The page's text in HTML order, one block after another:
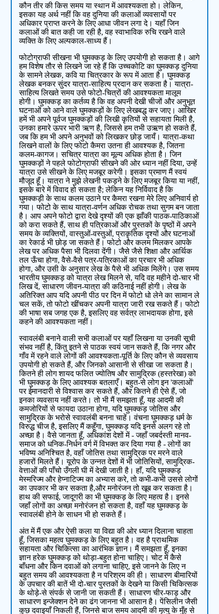
कौन तीर की किस समय या स्‍थान में आवश्‍यकता हो। लेकिन,
इसका यह अर्थ नहीं कि वह दुनिया की कलाओं व्‍यवसायों पर
अधिकार प्राप्‍त करने के लिए आधा जीवन लगा दे। यहाँ जिन
कलाओं की बात कही जा रही है, वह स्वाभाविक रुचि रखने वाले
व्‍यक्ति के लिए अल्‍पकाल-साध्‍य हैं।
फोटोग्राफी सीखना भी घुमक्कड़ के लिए उपयोगी हो सकता है। आगे
हम विशेष तौर से लिखने जा रहे हैं कि उच्‍चकोटि का घुमक्कड़ दुनिया
के सामने लेखक, कवि या चित्रकार के रूप में आता है। घुमक्कड़
लेखक बनकर सुंदर यात्रा-साहित्‍य प्रदान कर सकता है। यात्रा-
साहित्‍य लिखते समय उसे फोटो-चित्रों की आवश्‍यकता मालूम
होगी। घुमक्कड़ का कर्तव्‍य है कि वह अपनी देखी चीजों और अनुभूत
घटनाओं को आने वाले घुमक्कड़ों के लिए लेखबद्ध कर जाए। आखिर
हमें भी अपने पूर्वज घुमक्कड़ों की लिखी कृतियों से सहायता मिली है,
उनका हमारे ऊपर भारी ऋण है, जिससे हम तभी उऋण हो सकते हैं,
जब कि हम भी अपने अनुभवों को लिखकर छोड़ जायँ। यात्रा-कथा
लिखने वालों के लिए फोटो कैमरा उतना ही आवश्‍यक है, जितना
कलम-कागज। सचित्र यात्रा का मूल्य अधिक होता है। जिन
घुमक्कड़ों ने पहले फोटोग्राफी सीखने की ओर ध्‍यान नहीं दिया, उन्‍हें
यात्रा उसे सीखने के लिए मजबूर करेगी। इसका प्रमाण मैं स्वयं
मौजूद हूँ। यात्रा ने मुझे लेखनी पकड़ने के लिए मजबूर किया या नहीं,
इसके बारे में विवाद हो सकता है; लेकिन यह निर्विवाद है कि
घुमक्कड़ी के साथ कलम उठाने पर कैमरा रखना मेरे लिए अनिवार्य हो
गया। फोटो के साथ यात्रा-वर्णन अधिक रोचक तथा सुगम बन जाता
है। आप अपने फोटो द्वारा देखे दृश्‍यों की एक झाँकी पाठक-पाठिकाओं
को करा सकते हैं, साथ ही पत्रिकाओं और पुस्‍तकों के पृष्‍ठों में अपने
समय के व्‍यक्तियों, वास्‍तुओं-वस्‍तुओं, प्राकृतिक दृश्‍यों और घटनाओं
का रेकार्ड भी छोड़ जा सकते हैं। फोटो और कलम मिलकर आपके
लेख पर अधिक पैसा भी दिलवा देंगी। जैसे जैसे शिक्षा और आर्थिक
तल ऊँचा होगा, वैसे-वैसे पत्र-पत्रिकाओं का प्रचार भी अधिक
होगा, और उसी के अनुसार लेख के पैसे भी अधिक मिलेंगे। उस समय
भारतीय घुमक्कड़ को यात्रा लेख मिलने से, यदि वह महीने दो-चार भी
लिख दें, साधारण जीवन-यात्रा की कठिनाई नहीं होगी। लेख के
अतिरिक्‍त आप यदि अपनी पीठ पर दिन में फोटो धो लेने का सामान ले
चल सकें, तो फोटो खींचकर अपनी यात्रा जारी रख सकते हैं। फोटो
की भाषा सब जगह एक है, इसलिए वह सर्वत्र लाभदायक होगा, इसे
कहने की आवश्‍यकता नहीं।
स्वावलंबी बनाने वाली सभी कलाओं पर यहाँ लिखना या उनकी सूची
संभव नहीं है, किंतु इतने से पाठक स्वयं जान सकते हैं, कि नगर और
गाँव में रहने वाले लोगों की आवश्‍यकता-पूर्ति के लिए कौन से व्‍यवसाय
उपयोगी हो सकते हैं, और जिनको आसानी से सीखा जा सकता है।
कितने ही लोग शायद फलित ज्‍योतिष और सामुद्रिक (हस्‍तरेखा) को
भी घुमक्कड़ के लिए आवश्‍यक बतलाएँ। बहुत-से लोग इन 'कलाओं'
पर ईमानदारी से विश्‍वास कर सकते हैं, और कितने ही ऐसे हैं, जो
इनका व्‍यवसाय नहीं करते। तो भी मैं समझता हूँ, यह आदमी की
कमजोरियों से फायदा उठाना होगा, यदि घुमक्कड़ जोतिस और
सामुद्रिक के भरोसे स्वावलंबी बनना चाहें। वंचना घुमक्कड़ धर्म के
विरुद्ध चीज है, इसलिए मैं कहूँगा, घुमक्कड़ यदि इनसे अलग रहे तो
अच्छा है। वैसे जानता हूँ, अधिकांश देशों में - जहाँ जबर्दस्‍ती मानव-
समाज को धनिक-निर्धन वर्ग में विभक्‍त कर दिया गया है - लोगों का
भविष्‍य अनिश्चित है, वहाँ जोतिस तथा सामुद्रिक पर मरने वाले
हजारों मिलते हैं। यूरोप के उन्‍नत देशों में भी जोतिसियों, सामुद्रिक-
वेत्ताओं की पाँचो उँगली घी में देखी जाती है। हाँ, यदि घुमक्कड़
मेस्मरिज्‍म और हेप्‍नाटिज्‍म का अभ्‍यास करे, तो कभी-कभी उससे लोगों
का उपकार भी कर सकता है,और मनोरंजन तो खूब कर सकता है।
हाथ की सफाई, जादूगरी का भी घुमक्कड़ के लिए महत्‍व है। इनसे
जहाँ लोगों का अच्छा मनोरंजन हो सकता है, वहाँ यह घुमक्कड़ के
स्वावलंबी होने के साधन भी हो सकते हैं।
अंत में मैं एक और ऐसी कला या विद्या की ओर ध्‍यान दिलाना चाहता
हूँ, जिसका महत्‍व घुमक्कड़ के लिए बहुत है। वह है प्राथमिक
सहायता और चिकित्‍सा का आरंभिक ज्ञान। मैं समझता हूँ, इनका
ज्ञान हरेक घुमक्कड़ को थोड़ा-बहुत होना चाहिए। चोट में कैसे
बाँधना और किन दवाओं को लगाना चाहिए, इसे जानने के लिए न
बहुत समय की आवश्‍यकता है न परिश्रम की ही। साधारण बीमारियों
के उपचार की बातें भी दो-चार पुस्‍तकों के देखने या किसी चिकित्‍सक
के थोड़े-से संपर्क से जानी जा सकती हैं। साधारण चीर-फाड़ और
साधारण इन्‍जेक्‍शन देने का ढंग जानना भी आसान है। पेंसिलीन जैसी
कुछ दवाइयाँ निकली हैं, जिनसे बाज समय आदमी की मृत्‍यु के मुँह से